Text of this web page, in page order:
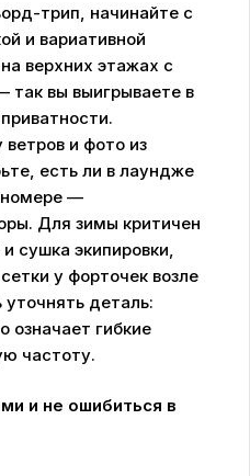
трип, начинайте с
и вариативной
верхних этажах с
так вы выигрываете в
ветров и фото из
есть ли в лаундже
номере —
Для зимы критичен
сушка экипировки,
у форточек возле
деталь:
означает гибкие
частоту.
и не ошибиться в